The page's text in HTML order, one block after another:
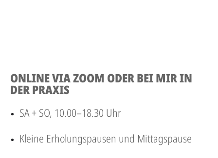
ONLINE VIA ZOOM ODER BEI MIR IN
DER PRAXIS
SA + SO, 10.00–18.30 Uhr
Kleine Erholungspausen und Mittagspause